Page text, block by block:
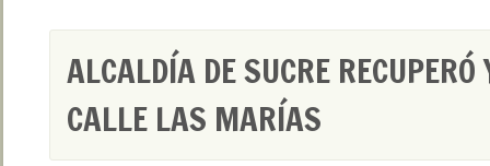
ALCALDÍA DE SUCRE
CALLE LAS MARÍAS